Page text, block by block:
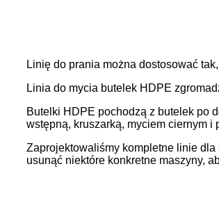
Linię do prania można dostosować
Linia do mycia butelek HDPE
Butelki HDPE pochodzą z butelek po
wstępną, kruszarką, myciem ciernym i
Zaprojektowaliśmy kompletne linie
usunąć niektóre konkretne maszyny,